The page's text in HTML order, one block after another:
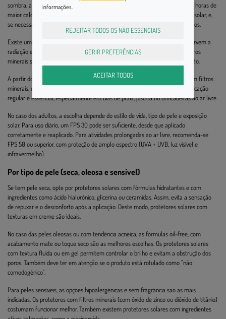
sombra, a roupa e os chapéus e, principalmente, evitar a exposição solar nas horas de
maior calor (11h-16h). Apenas com indicação médica se deve aplicar protetor solar, e,
se necessário, este deve ser mineral, sem fragrâncias nem químicos agressivos.
Existe uma diferença entre filtros químicos e físicos: os filtros químicos absorvem a
radiação e podem desencadear reações cutâneas alérgicas, enquanto os filtros
minerais são mais estáveis, absorvem pouca quantidade e refletem a radiação.
A partir dos 6 meses já se pode utilizarprotetor solar
, preferencialmente com filtros
minerais, com FPS 50 ou superior, resistente à água e sem perfume. A reaplicação
regular é essencial, especialmente em dias de praia, piscina ou brincadeiras ao ar livre.
No caso dos adultos, a escolha depende do estilo de vida, tipo de pele e exposição
solar. Para uso diário, um FPS 30 pode ser suficiente, desde que aplicado
corretamente e reaplicado. Para atividades prolongadas ao ar livre, recomenda-se
FPS 50 ou superior, com proteção de amplo espectro (UVA + UVB, luz visível e
infravermelho).
Por tipo de pele (seca, oleosa e sensível)
Se tem pele seca, opte por protetores solares com fórmulas hidratantes e com
ingredientes como ácido hialurónico, glicerina ou ceramidas. Assim, evita a sensação
de repuxar e o desconforto após a aplicação. Deste modo, protetores solares com
texturas em creme são ideais.
No caso das peles oleosas ou com tendência acneica, as fórmulas oil-free, com
acabamento mate ou toque seco são as melhores escolhas. Os protetores solares
com textura fluída ou em gel permitem controlar o brilho e evitam a obstrução dos
poros. Também deve ter em atenção se o produto está rotulado como "não
comedogénico".
Para peles sensíveis, as opções hipoalergénicas e sem fragrância são as mais
indicadas. Os protetores com filtros minerais (com óxido de zinco ou dióxido de titânio)
costumam funcionar melhor. Também existem protetores solares com ingredientes
informações.
REJEITAR TODOS OS NÃO ESSENCIAIS
GERIR PREFERÊNCIAS
ACEITAR TODOS